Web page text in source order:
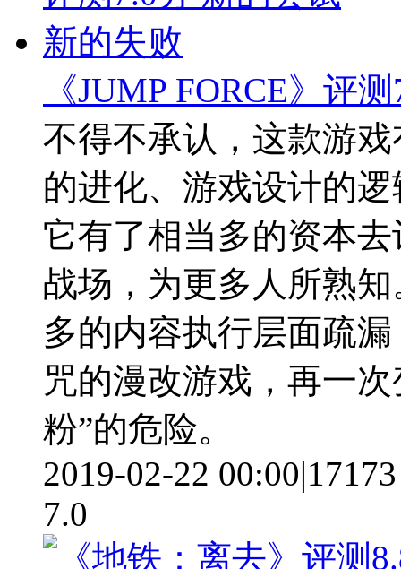
《JUMP FORCE》评
不得不承认，这款游
的进化、游戏设计的
它有了相当多的资本
战场，为更多人所熟
多的内容执行层面疏
咒的漫改游戏，再一
粉”的危险。
2019-02-22 00:00|17173
7.0